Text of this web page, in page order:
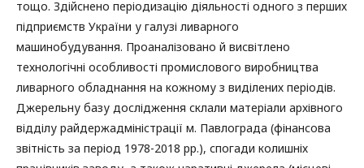
тощо. Здійснено періодизацію діяльності одного з перших
підприємств України у галузі ливарного
машинобудування. Проаналізовано й висвітлено
технологічні особливості промислового виробництва
ливарного обладнання на кожному з виділених періодів.
Джерельну базу дослідження склали матеріали архівного
відділу райдержадміністрації м. Павлограда (фінансова
звітність за період 1978-2018 рр.), спогади колишніх